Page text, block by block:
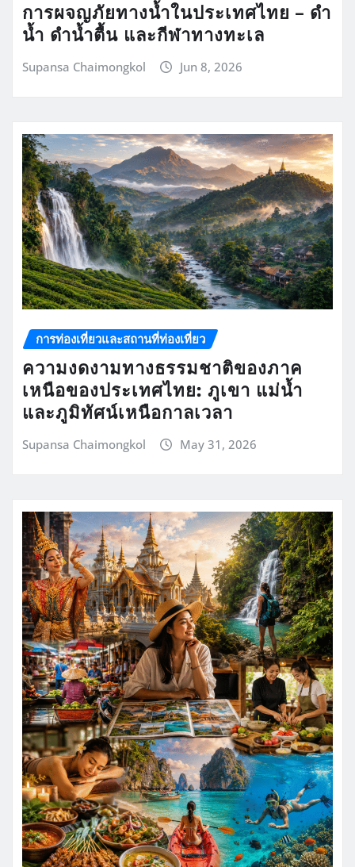
การผจญภัยทางน้ำในประเทศไทย – ดำ
น้ำ ดำน้ำตื้น และกีฬาทางทะเล
Supansa Chaimongkol Jun 8, 2026
การท่องเที่ยวและสถานที่ท่องเที่ยว
ความงดงามทางธรรมชาติของภาค
เหนือของประเทศไทย: ภูเขา แม่น้ำ
และภูมิทัศน์เหนือกาลเวลา
Supansa Chaimongkol May 31, 2026